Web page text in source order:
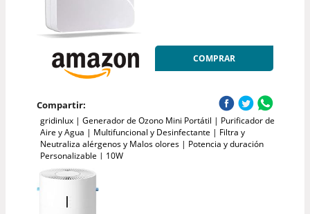
COMPRAR
Compartir:
gridinlux | Generador de Ozono Mini Portátil | Purificador de
Aire y Agua | Multifuncional y Desinfectante | Filtra y
Neutraliza alérgenos y Malos olores | Potencia y duración
Personalizable | 10W